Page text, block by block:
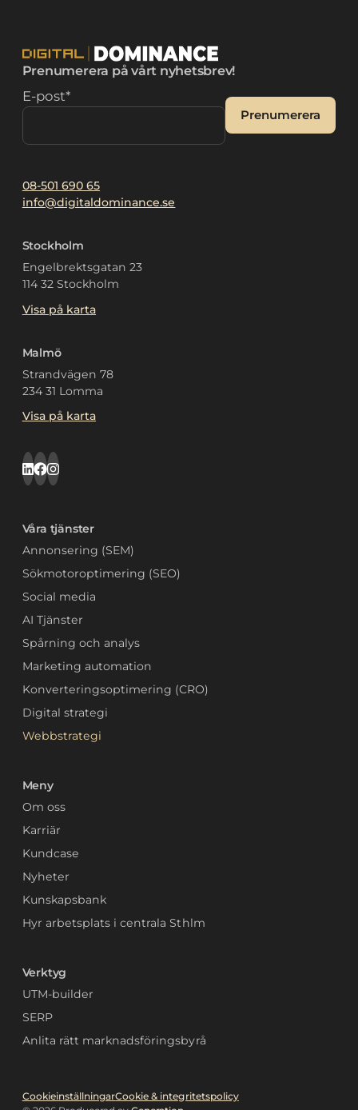
Prenumerera på vårt nyhetsbrev!
E-post*
Prenumerera
08-501 690 65
info@digitaldominance.se
Stockholm
Engelbrektsgatan 23
114 32 Stockholm
Visa på karta
Malmö
Strandvägen 78
234 31 Lomma
Visa på karta
Våra tjänster
Annonsering (SEM)
Sökmotoroptimering (SEO)
Social media
AI Tjänster
Spårning och analys
Marketing automation
Konverteringsoptimering (CRO)
Digital strategi
Webbstrategi
Meny
Om oss
Karriär
Kundcase
Nyheter
Kunskapsbank
Hyr arbetsplats i centrala Sthlm
Verktyg
UTM-builder
SERP
Anlita rätt marknadsföringsbyrå
CookieinställningarCookie & integritetspolicy